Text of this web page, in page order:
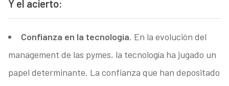
Y el acierto:
Confianza en la tecnología. En la evolución del
management de las pymes, la tecnología ha jugado un
papel determinante. La confianza que han depositado